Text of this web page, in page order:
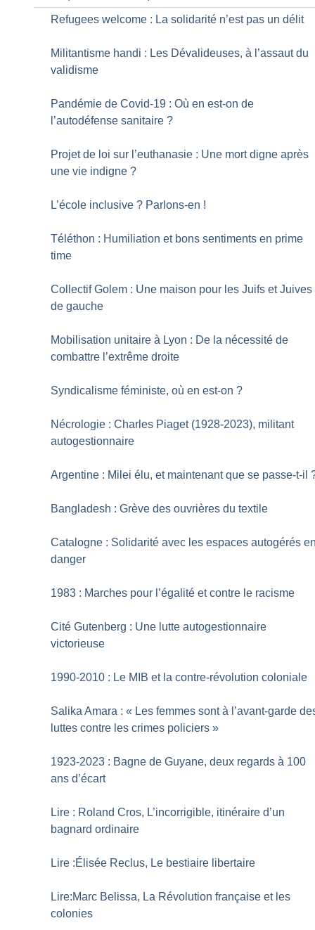
Refugees welcome : La solidarité n’est pas un délit
Militantisme handi : Les Dévalideuses, à l’assaut du
validisme
Pandémie de Covid-19 : Où en est-on de
l’autodéfense sanitaire ?
Projet de loi sur l’euthanasie : Une mort digne après
une vie indigne ?
L’école inclusive ? Parlons-en !
Téléthon : Humiliation et bons sentiments en prime
time
Collectif Golem : Une maison pour les Juifs et Juives
de gauche
Mobilisation unitaire à Lyon : De la nécessité de
combattre l’extrême droite
Syndicalisme féministe, où en est-on ?
Nécrologie : Charles Piaget (1928-2023), militant
autogestionnaire
Argentine : Milei élu, et maintenant que se passe-t-il
Bangladesh : Grève des ouvrières du textile
Catalogne : Solidarité avec les espaces autogérés
danger
1983 : Marches pour l’égalité et contre le racisme
Cité Gutenberg : Une lutte autogestionnaire
victorieuse
1990-2010 : Le MIB et la contre-révolution coloniale
Salika Amara : « Les femmes sont à l’avant-garde
luttes contre les crimes policiers »
1923-2023 : Bagne de Guyane, deux regards à 100
ans d’écart
Lire : Roland Cros, L’incorrigible, itinéraire d’un
bagnard ordinaire
Lire :Élisée Reclus, Le bestiaire libertaire
Lire:Marc Belissa, La Révolution française et les
colonies